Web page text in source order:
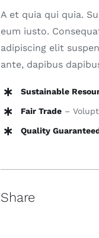
A et quia qui quia.
eum iusto.
adipiscing elit
ante, dapibus
Sustainable
Fair Trade –
Quality
Share